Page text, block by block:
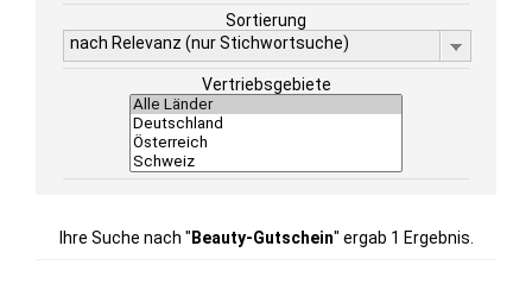
Sortierung
nach Relevanz (nur Stichwortsuche)
Vertriebsgebiete
Ihre Suche nach " Beauty-Gutschein" ergab 1 Ergebnis.